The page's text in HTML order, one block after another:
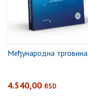
Међународна трговина
4.540,00 RSD